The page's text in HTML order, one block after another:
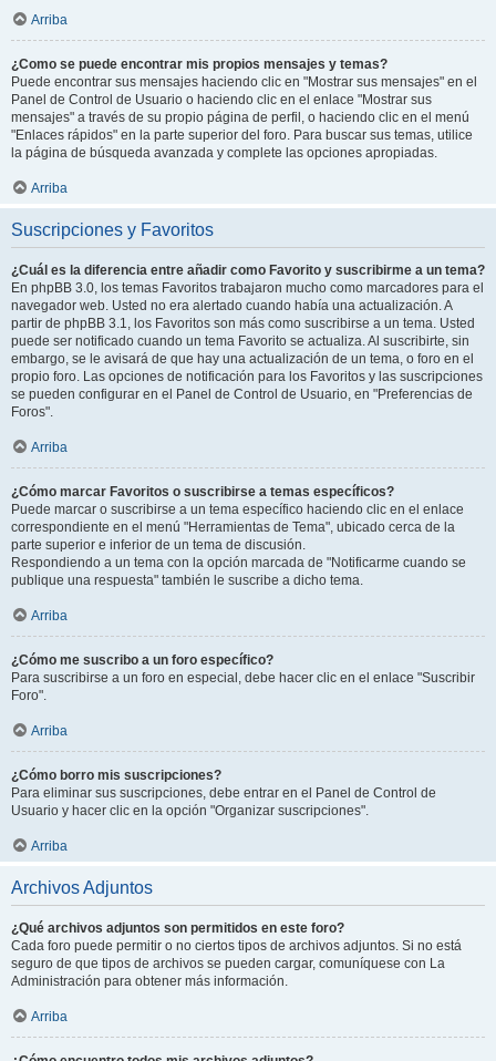
Arriba
¿Como se puede encontrar mis propios mensajes y temas?
Puede encontrar sus mensajes haciendo clic en "Mostrar sus mensajes" en el
Panel de Control de Usuario o haciendo clic en el enlace "Mostrar sus
mensajes" a través de su propio página de perfil, o haciendo clic en el menú
"Enlaces rápidos" en la parte superior del foro. Para buscar sus temas, utilice
la página de búsqueda avanzada y complete las opciones apropiadas.
Arriba
Suscripciones y Favoritos
¿Cuál es la diferencia entre añadir como Favorito y suscribirme a un tema?
En phpBB 3.0, los temas Favoritos trabajaron mucho como marcadores para el
navegador web. Usted no era alertado cuando había una actualización. A
partir de phpBB 3.1, los Favoritos son más como suscribirse a un tema. Usted
puede ser notificado cuando un tema Favorito se actualiza. Al suscribirte, sin
embargo, se le avisará de que hay una actualización de un tema, o foro en el
propio foro. Las opciones de notificación para los Favoritos y las suscripciones
se pueden configurar en el Panel de Control de Usuario, en "Preferencias de
Foros".
Arriba
¿Cómo marcar Favoritos o suscribirse a temas específicos?
Puede marcar o suscribirse a un tema específico haciendo clic en el enlace
correspondiente en el menú "Herramientas de Tema", ubicado cerca de la
parte superior e inferior de un tema de discusión.
Respondiendo a un tema con la opción marcada de "Notificarme cuando se
publique una respuesta" también le suscribe a dicho tema.
Arriba
¿Cómo me suscribo a un foro específico?
Para suscribirse a un foro en especial, debe hacer clic en el enlace "Suscribir
Foro".
Arriba
¿Cómo borro mis suscripciones?
Para eliminar sus suscripciones, debe entrar en el Panel de Control de
Usuario y hacer clic en la opción "Organizar suscripciones".
Arriba
Archivos Adjuntos
¿Qué archivos adjuntos son permitidos en este foro?
Cada foro puede permitir o no ciertos tipos de archivos adjuntos. Si no está
seguro de que tipos de archivos se pueden cargar, comuníquese con La
Administración para obtener más información.
Arriba